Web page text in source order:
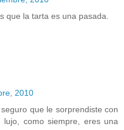
que la tarta es una pasada.
2010
que le sorprendiste con
como siempre, eres una